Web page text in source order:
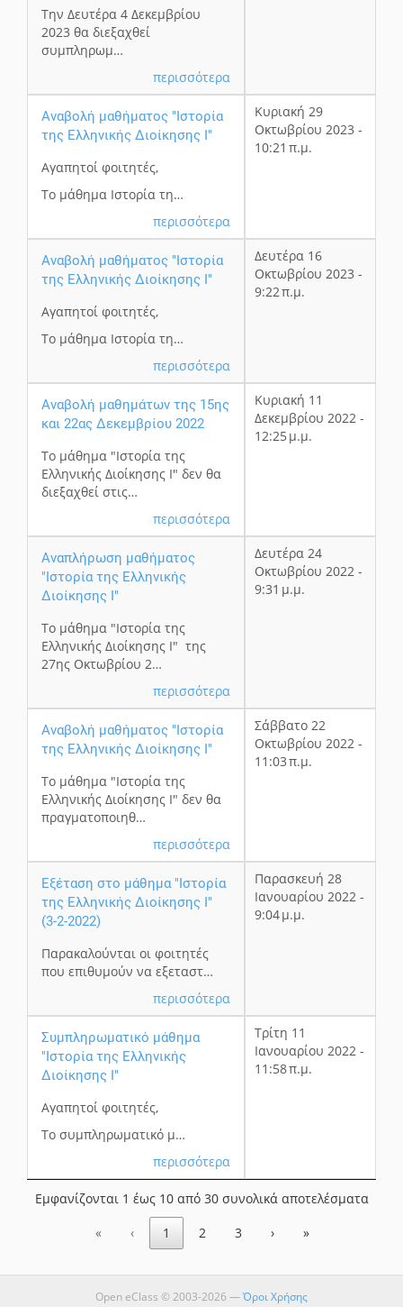
Την Δευτέρα 4 Δεκεμβρίου
2023 θα διεξαχθεί
συμπληρωμ…
περισσότερα
Αναβολή μαθήματος "Ιστορία
της Ελληνικής Διοίκησης Ι"
Αγαπητοί φοιτητές,
Το μάθημα Ιστορία τη…
περισσότερα
Κυριακή 29
Οκτωβρίου 2023 -
10:21 π.μ.
Αναβολή μαθήματος "Ιστορία
της Ελληνικής Διοίκησης Ι"
Αγαπητοί φοιτητές,
Το μάθημα Ιστορία τη…
περισσότερα
Δευτέρα 16
Οκτωβρίου 2023 -
9:22 π.μ.
Αναβολή μαθημάτων της 15ης
και 22ας Δεκεμβρίου 2022
Το μάθημα "Ιστορία της
Ελληνικής Διοίκησης Ι" δεν θα
διεξαχθεί στις…
περισσότερα
Κυριακή 11
Δεκεμβρίου 2022 -
12:25 μ.μ.
Αναπλήρωση μαθήματος
"Ιστορία της Ελληνικής
Διοίκησης Ι"
Το μάθημα "Ιστορία της
Ελληνικής Διοίκησης Ι" της
27ης Οκτωβρίου 2…
περισσότερα
Δευτέρα 24
Οκτωβρίου 2022 -
9:31 μ.μ.
Αναβολή μαθήματος "Ιστορία
της Ελληνικής Διοίκησης Ι"
Το μάθημα "Ιστορία της
Ελληνικής Διοίκησης Ι" δεν θα
πραγματοποιηθ…
περισσότερα
Σάββατο 22
Οκτωβρίου 2022 -
11:03 π.μ.
Εξέταση στο μάθημα "Ιστορία
της Ελληνικής Διοίκησης Ι"
(3-2-2022)
Παρακαλούνται οι φοιτητές
που επιθυμούν να εξεταστ…
περισσότερα
Παρασκευή 28
Ιανουαρίου 2022 -
9:04 μ.μ.
Συμπληρωματικό μάθημα
"Ιστορία της Ελληνικής
Διοίκησης Ι"
Αγαπητοί φοιτητές,
Το συμπληρωματικό μ…
περισσότερα
Τρίτη 11
Ιανουαρίου 2022 -
11:58 π.μ.
Εμφανίζονται 1 έως 10 από 30 συνολικά αποτελέσματα
« ‹ 1 2 3 › »
Open eClass © 2003-2026 —Όροι Χρήσης